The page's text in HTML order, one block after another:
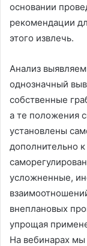
основании
рекомендации
этого извлечь.
Анализ
однозначный
собственные
а те положения
установлены
дополнительно
усложненные,
внеплановых
упрощая
На вебинарах